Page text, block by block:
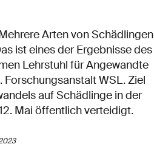
Arten von Schädlingen
ist eines der Ergebnisse des
Lehrstuhl für Angewandte
WSL. Ziel
auf Schädlinge in der
Mai öffentlich verteidigt.